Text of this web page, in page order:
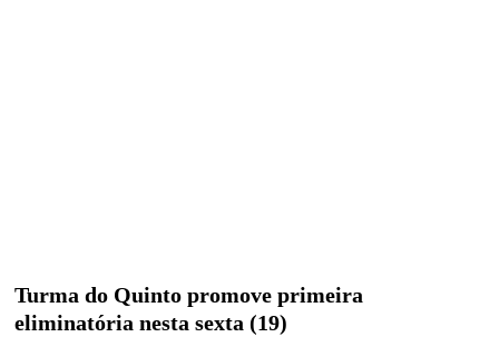
Turma do Quinto promove primeira
eliminatória nesta sexta (19)